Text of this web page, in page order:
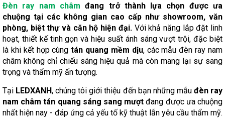
Đèn ray nam châm đang trở thành lựa chọn được ưa
chuộng tại các không gian cao cấp như showroom, văn
phòng, biệt thự và căn hộ hiện đại. Với khả năng lắp đặt linh
hoạt, thiết kế tinh gọn và hiệu suất ánh sáng vượt trội, đặc biệt
là khi kết hợp cùngtán quang mềm dịu, các mẫu đèn ray nam
châm không chỉ chiếu sáng hiệu quả mà còn mang lại sự sang
trọng và thẩm mỹ ấn tượng.
Tại LEDXANH, chúng tôi giới thiệu đến bạn những mẫu đèn ray
nam châm tán quang sáng sang mượt đang được ưa chuộng
nhất hiện nay - đáp ứng cả yếu tố kỹ thuật lẫn yêu cầu thẩm mỹ.